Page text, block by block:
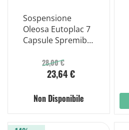
Sospensione
Oleosa Eutoplac 7
Capsule Spremibili
28,00 €
23,64 €
Non Disponibile